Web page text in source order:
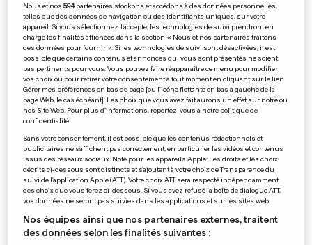
21 6
NICE (F)
Dernier adieu à une famille
décimée dans l'incendie
criminel
65 1
ITALIE
Le maire marche pour
maigrir, les citoyens
l'accompagnent
Nous et nos594partenaires stockons et accédons à des données personnelles,
telles que des données de navigation ou des identifiants uniques, sur votre
appareil. Si vous sélectionnez J'accepte, les technologies de suivi prendront en
charge les finalités affichées dans la section « Nous et nos partenaires traitons
des données pour fournir ». Si les technologies de suivi sont désactivées, il est
possible que certains contenus et annonces qui vous sont présentés ne soient
pas pertinents pour vous. Vous pouvez faire réapparaître ce menu pour modifier
vos choix ou pour retirer votre consentement à tout moment en cliquant sur le lien
Gérer mes préférences en bas de page [ou l'icône flottante en bas à gauche de la
page Web, le cas échéant]. Les choix que vous avez fait aurons un effet sur notre ou
nos Site Web. Pour plus d’informations, reportez-vous à notre politique de
confidentialité.
Sans votre consentement, il est possible que les contenus rédactionnels et
publicitaires ne s'affichent pas correctement, en particulier les vidéos et contenus
issus des réseaux sociaux. Note pour les appareils Apple: Les droits et les choix
décrits ci-dessous sont distincts et s'ajoutent à votre choix de Transparence du
suivi de l'application Apple (ATT). Votre choix ATT sera respecté indépendamment
des choix que vous ferez ci-dessous. Si vous avez refusé la boîte de dialogue ATT,
vos données ne seront pas suivies dans les applications et sur les sites web.
Nos équipes ainsi que nos partenaires externes, traitent
des données selon les finalités suivantes :